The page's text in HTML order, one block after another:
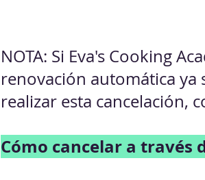
NOTA: Si Eva's Cooking
renovación automática ya
realizar esta cancelación,
Cómo cancelar a través